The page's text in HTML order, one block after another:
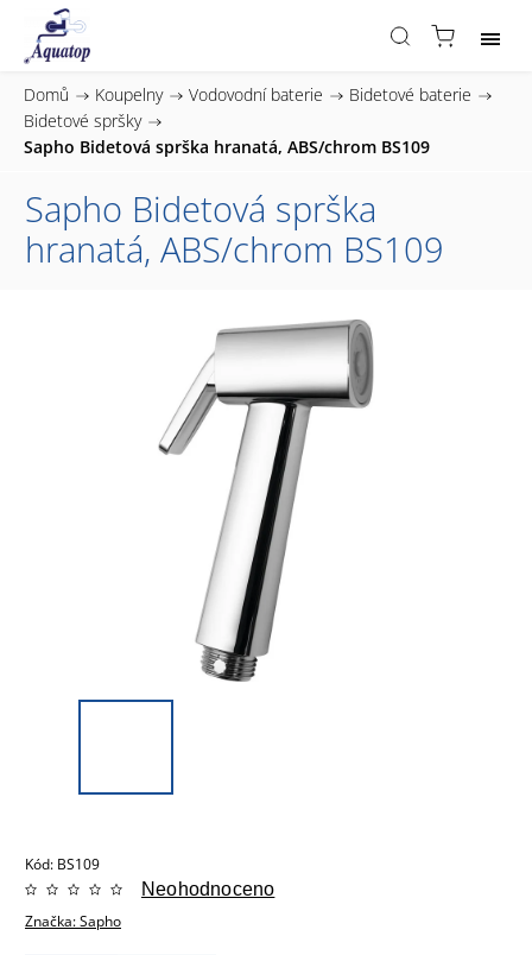
Domů / Koupelny / Vodovodní baterie / Bidetové baterie /
Bidetové spršky /
Sapho Bidetová sprška hranatá, ABS/chrom BS109
Sapho Bidetová sprška
hranatá, ABS/chrom BS109
Kód: BS109
Značka:Sapho
Neohodnoceno